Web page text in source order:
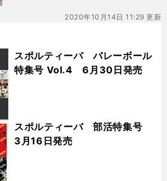
2020年10月14日 11:29 更新
スポルティーバ バレーボール
特集号 Vol.4 6月30日発売
スポルティーバ 部活特集号
3月16日発売